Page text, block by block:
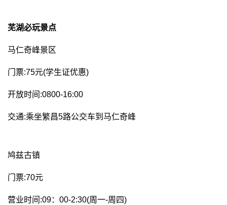
芜湖必玩景点
马仁奇峰景区
门票:75元(学生证优惠)
开放时间:0800-16:00
交通:乘坐繁昌5路公交车到马仁奇峰
鸠兹古镇
门票:70元
营业时间:09：00-2:30(周一-周四)